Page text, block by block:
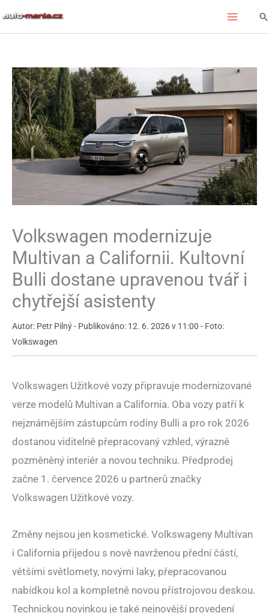
Volkswagen modernizuje
Multivan a Californii. Kultovní
Bulli dostane upravenou tvář i
chytřejší asistenty
Autor: Petr Pilný - Publikováno: 12. 6. 2026 v 11:00 - Foto:
Volkswagen
Volkswagen Užitkové vozy připravuje modernizované
verze modelů Multivan a California. Oba vozy patří k
nejznámějším zástupcům rodiny Bulli a pro rok 2026
dostanou viditelně přepracovaný vzhled, výrazně
pozměněný interiér a novou techniku. Předprodej
začne 1. července 2026 u partnerů značky
Volkswagen Užitkové vozy.
Změny nejsou jen kosmetické. Volkswageny Multivan
i California přijedou s nově navrženou přední částí,
většími světlomety, novými laky, přepracovanou
nabídkou kol a kompletně novou přístrojovou deskou.
Technickou novinkou je také nejnovější provedení